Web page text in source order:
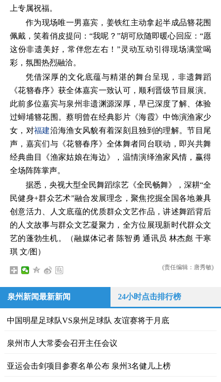
上专属祝福。
作为现场唯一男嘉宾，姜铁红主动拿起半成品簪花围
佩戴，笑着俏皮提问：“我呢？”胡可欣随即暖心回应：“愿
这份非遗美好，常伴您左右！”灵动互动引得现场满堂喝
彩，氛围热烈融洽。
凭借深厚的文化底蕴与精湛的舞台呈现，非遗舞蹈
《花簪春序》获全体嘉宾一致认可，顺利晋级节目展演。
此前多位嘉宾与泉州非遗渊源深厚，早已深度了解、体验
过蟳埔簪花围。蔡明曾在经典影片《海霞》中饰演渔家少
女，对福建沿海渔女风貌有着深刻且独到的理解。节目尾
声，嘉宾们与《花簪春序》全体舞者同台联动，即兴共舞
经典曲目《渔家姑娘在海边》，温情演绎渔家风情，赢得
全场阵阵掌声。
据悉，央视大型全民舞蹈综艺《全民畅舞》，深耕“全
民健身+群众艺术”融合发展理念，聚焦挖掘全国各地兼具
创意活力、人文底蕴的优质群众文艺作品，讲述舞蹈背后
的人文故事与群众文艺凝聚力，全方位展现新时代群众文
艺的蓬勃生机。（融媒体记者 陈智勇 通讯员 林杰彪 干寒
琪 文/图）
(责任编辑：唐秀敏)
泉州新闻最新新闻 24小时点击排行榜
中国明星足球队VS泉州足球队 友谊赛将于月底
泉州市人大常委会召开主任会议
亚运会击剑项目参赛名单公布 泉州3名健儿上榜